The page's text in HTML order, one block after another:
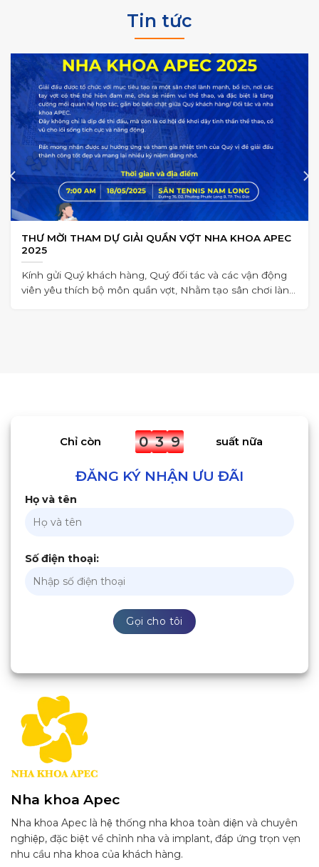
Tin tức
THƯ MỜI THAM DỰ GIẢI QUẦN VỢT NHA KHOA APEC
2025
Kính gửi Quý khách hàng, Quý đối tác và các vận động
viên yêu thích bộ môn quần vợt, Nhằm tạo sân chơi lành
Chỉ còn 0 3 9 suất nữa
ĐĂNG KÝ NHẬN ƯU ĐÃI
Họ và tên
Số điện thoại:
Nha khoa Apec
Nha khoa Apec là hệ thống nha khoa toàn diện và chuyên
nghiệp, đặc biệt về chỉnh nha và implant, đáp ứng trọn vẹn
nhu cầu nha khoa của khách hàng.